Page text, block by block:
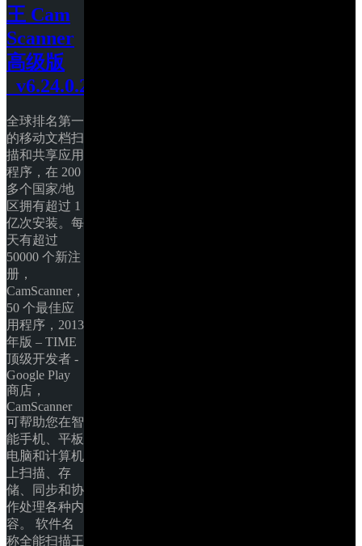
王 Cam
Scanner
高级版
_v6.24.0.2208250000
全球排名第一
的移动文档扫
描和共享应用
程序，在 200
多个国家/地
区拥有超过 1
亿次安装。每
天有超过
50000 个新注
册，
CamScanner，
50 个最佳应
用程序，2013
年版 – TIME
顶级开发者 -
Google Play
商店，
CamScanner
可帮助您在智
能手机、平板
电脑和计算机
上扫描、存
储、同步和协
作处理各种内
容。 软件名
称全能扫描王